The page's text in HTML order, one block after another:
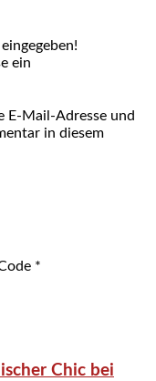
ein
E-Mail-Adresse und
in diesem
*
Chic bei